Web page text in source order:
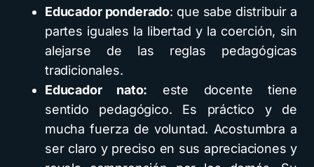
Educador ponderado: que sabe distribuir a
partes iguales la libertad y la coerción, sin
alejarse de las reglas pedagógicas
tradicionales.
Educador nato: este docente tiene
sentido pedagógico. Es práctico y de
mucha fuerza de voluntad. Acostumbra a
ser claro y preciso en sus apreciaciones y